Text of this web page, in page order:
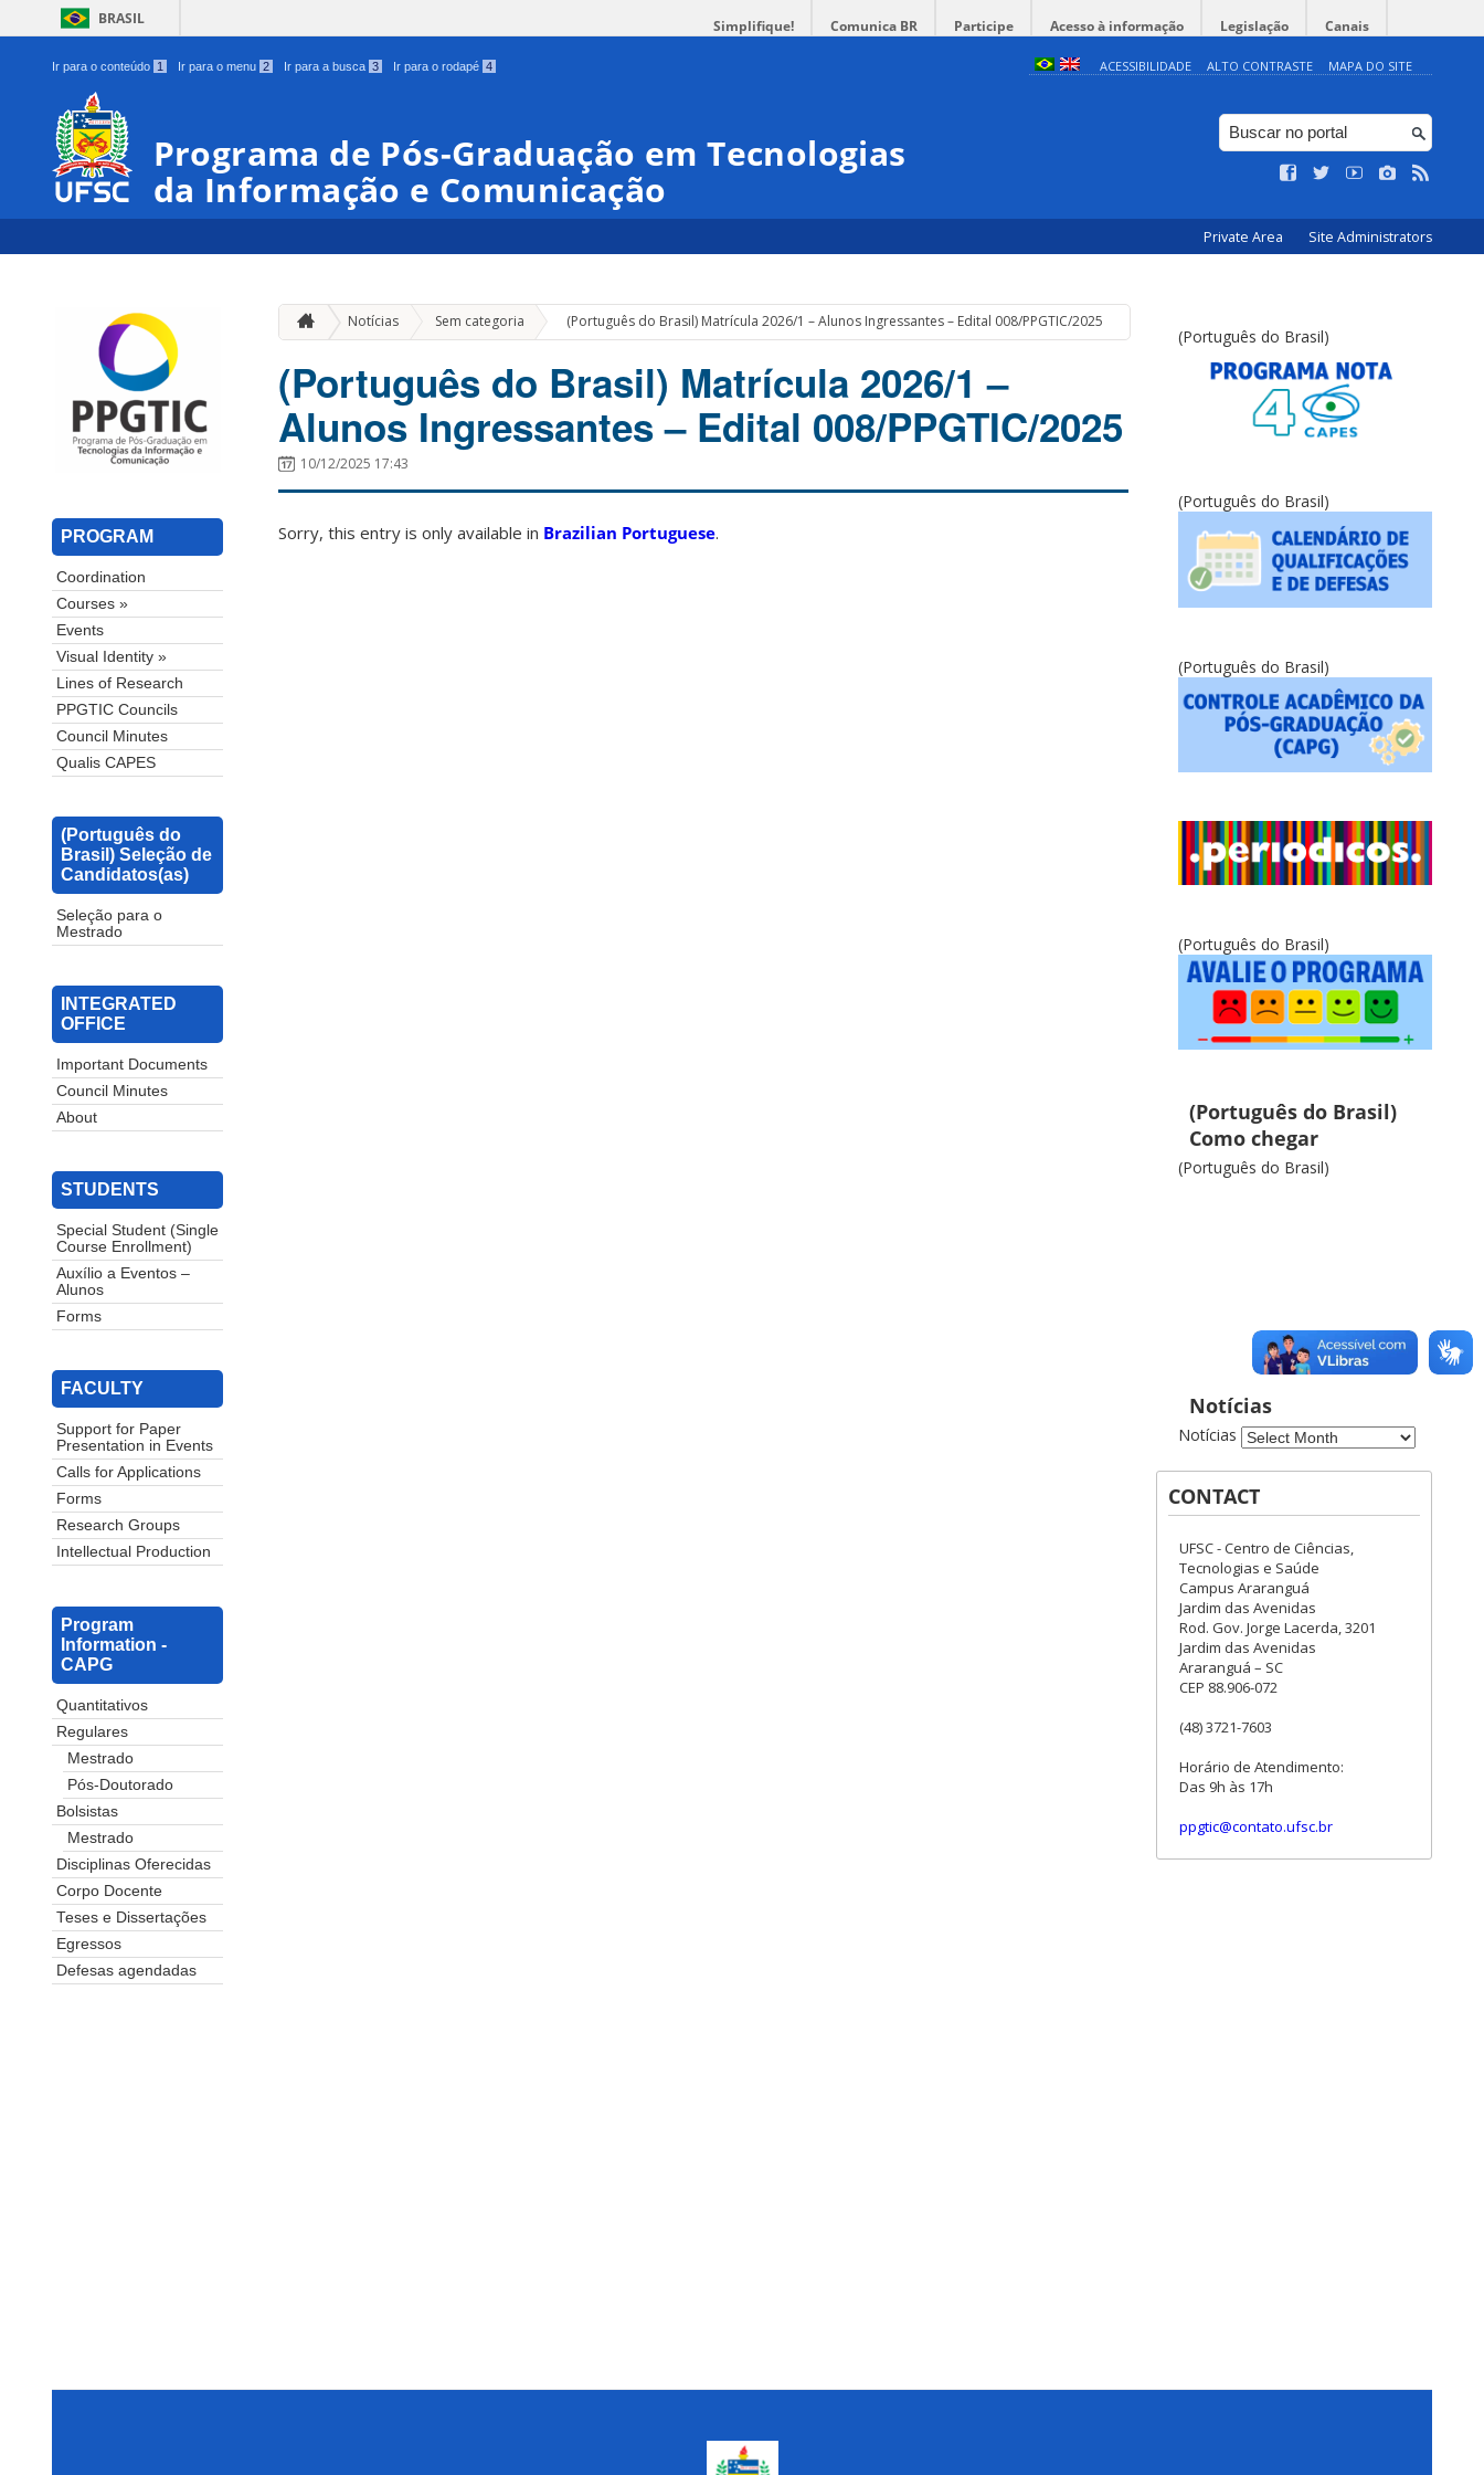
BRASIL Simplifique! Comunica BR Participe Acesso à informação Legislação Canais
Ir para o conteúdo 1 Ir para o menu 2 Ir para a busca 3 Ir para o rodapé 4 ACESSIBILIDADE ALTO CONTRASTE MAPA DO SITE
Programa de Pós-Graduação em Tecnologias
da Informação e Comunicação
Private Area Site Administrators
PROGRAM
Coordination
Courses »
Events
Visual Identity »
Lines of Research
PPGTIC Councils
Council Minutes
Qualis CAPES
(Português do
Brasil) Seleção de
Candidatos(as)
Seleção para o
Mestrado
INTEGRATED
OFFICE
Important Documents
Council Minutes
About
STUDENTS
Special Student (Single
Course Enrollment)
Auxílio a Eventos –
Alunos
Forms
FACULTY
Support for Paper
Presentation in Events
Calls for Applications
Forms
Research Groups
Intellectual Production
Program
Information -
CAPG
Quantitativos
Regulares
Mestrado
Pós-Doutorado
Bolsistas
Mestrado
Disciplinas Oferecidas
Corpo Docente
Teses e Dissertações
Egressos
Defesas agendadas
Notícias Sem categoria » (Português do Brasil) Matrícula 2026/1 – Alunos Ingressantes – Edital 008/PPGTIC/2025
(Português do Brasil) Matrícula 2026/1 –
Alunos Ingressantes – Edital 008/PPGTIC/2025
10/12/2025 17:43
Sorry, this entry is only available in Brazilian Portuguese.
(Português do Brasil)
(Português do Brasil)
(Português do Brasil)
(Português do Brasil)
(Português do Brasil)
Como chegar
(Português do Brasil)
Notícias
Notícias
CONTACT
UFSC - Centro de Ciências,
Tecnologias e Saúde
Campus Araranguá
Jardim das Avenidas
Rod. Gov. Jorge Lacerda, 3201
Jardim das Avenidas
Araranguá – SC
CEP 88.906-072
(48) 3721-7603
Horário de Atendimento:
Das 9h às 17h
ppgtic@contato.ufsc.br